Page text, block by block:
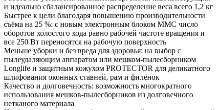
и идеально сбалансированное распределение веса всего 1,2 кг
Быстрее к цели благодаря повышению производительности
съёма на 25 %: с новым электронным блоком MMC число
оборотов холостого хода равно рабочей частоте вращения и
все 250 Вт переносятся на рабочую поверхность
Меньше уборки и без вреда для здоровья: на выбор с
пылеудаляющим аппаратом или мешком-пылесборником
Longlife и защитным кожухом PROTECTOR для деликатного
шлифования оконных ставней, рам и филёнок
Качество и долговечность: возможность многократного
использования мешков-пылесборников из долговечного
нетканого материала